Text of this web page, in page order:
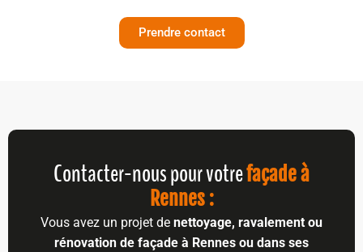
Prendre contact
Contacter-nous pour votrefaçade à
Rennes :
Vous avez un projet de nettoyage, ravalement ou
rénovation de façade à Rennes ou dans ses